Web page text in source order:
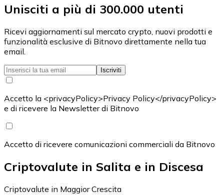
Unisciti a più di 300.000 utenti
Ricevi aggiornamenti sul mercato crypto, nuovi prodotti e
funzionalità esclusive di Bitnovo direttamente nella tua
email.
Iscriviti
Accetto la <privacyPolicy>Privacy Policy</privacyPolicy>
e di ricevere la Newsletter di Bitnovo
Accetto di ricevere comunicazioni commerciali da Bitnovo
Criptovalute in Salita e in Discesa
Criptovalute in Maggior Crescita